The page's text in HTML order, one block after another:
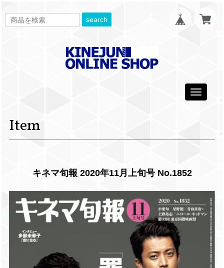
search
Toggle
Item
キネマ旬報 2020年11月上旬号 No.1852